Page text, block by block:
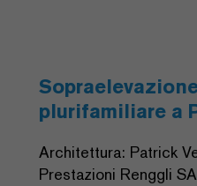
plurifamiliare a
Architettura: Patrick
Prestazioni Renggli